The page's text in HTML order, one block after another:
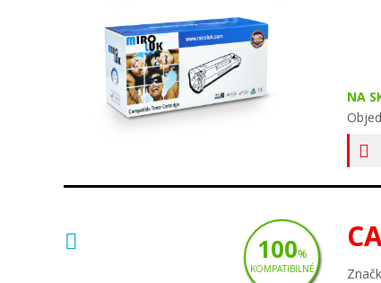
NA
100%
KOMPATIBILNÉ